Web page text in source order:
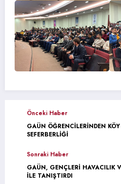
Önceki Haber
GAÜN ÖĞRENCİLERİNDEN
SEFERBERLİĞİ
Sonraki Haber
GAÜN, GENÇLERİ HAVACILIK
İLE TANIŞTIRDI